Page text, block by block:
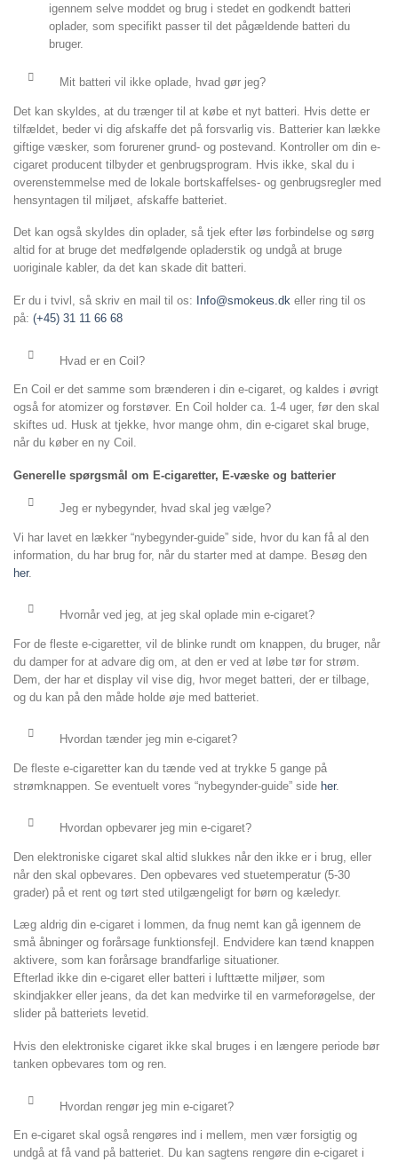
igennem selve moddet og brug i stedet en godkendt batteri
oplader, som specifikt passer til det pågældende batteri du
bruger.
Mit batteri vil ikke oplade, hvad gør jeg?
Det kan skyldes, at du trænger til at købe et nyt batteri. Hvis dette er
tilfældet, beder vi dig afskaffe det på forsvarlig vis. Batterier kan lække
giftige væsker, som forurener grund- og postevand. Kontroller om din e-
cigaret producent tilbyder et genbrugsprogram. Hvis ikke, skal du i
overenstemmelse med de lokale bortskaffelses- og genbrugsregler med
hensyntagen til miljøet, afskaffe batteriet.
Det kan også skyldes din oplader, så tjek efter løs forbindelse og sørg
altid for at bruge det medfølgende opladerstik og undgå at bruge
uoriginale kabler, da det kan skade dit batteri.
Er du i tvivl, så skriv en mail til os: Info@smokeus.dk eller ring til os
på: (+45) 31 11 66 68
Hvad er en Coil?
En Coil er det samme som brænderen i din e-cigaret, og kaldes i øvrigt
også for atomizer og forstøver. En Coil holder ca. 1-4 uger, før den skal
skiftes ud. Husk at tjekke, hvor mange ohm, din e-cigaret skal bruge,
når du køber en ny Coil.
Generelle spørgsmål om E-cigaretter, E-væske og batterier
Jeg er nybegynder, hvad skal jeg vælge?
Vi har lavet en lækker “nybegynder-guide” side, hvor du kan få al den
information, du har brug for, når du starter med at dampe. Besøg den
her.
Hvornår ved jeg, at jeg skal oplade min e-cigaret?
For de fleste e-cigaretter, vil de blinke rundt om knappen, du bruger, når
du damper for at advare dig om, at den er ved at løbe tør for strøm.
Dem, der har et display vil vise dig, hvor meget batteri, der er tilbage,
og du kan på den måde holde øje med batteriet.
Hvordan tænder jeg min e-cigaret?
De fleste e-cigaretter kan du tænde ved at trykke 5 gange på
strømknappen. Se eventuelt vores “nybegynder-guide” side her.
Hvordan opbevarer jeg min e-cigaret?
Den elektroniske cigaret skal altid slukkes når den ikke er i brug, eller
når den skal opbevares. Den opbevares ved stuetemperatur (5-30
grader) på et rent og tørt sted utilgængeligt for børn og kæledyr.
Læg aldrig din e-cigaret i lommen, da fnug nemt kan gå igennem de
små åbninger og forårsage funktionsfejl. Endvidere kan tænd knappen
aktivere, som kan forårsage brandfarlige situationer.
Efterlad ikke din e-cigaret eller batteri i lufttætte miljøer, som
skindjakker eller jeans, da det kan medvirke til en varmeforøgelse, der
slider på batteriets levetid.
Hvis den elektroniske cigaret ikke skal bruges i en længere periode bør
tanken opbevares tom og ren.
Hvordan rengør jeg min e-cigaret?
En e-cigaret skal også rengøres ind i mellem, men vær forsigtig og
undgå at få vand på batteriet. Du kan sagtens rengøre din e-cigaret i